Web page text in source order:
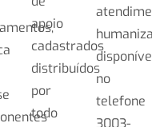
apoio
cadastrados
distribuídos
por
todo
no
telefone